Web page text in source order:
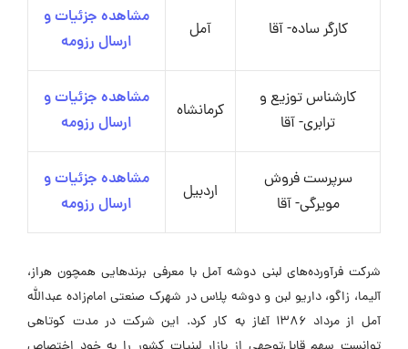
کارگر ساده- آقا آمل
مشاهده جزئیات و
ارسال رزومه
کارشناس توزیع و
ترابری- آقا
کرمانشاه
مشاهده جزئیات و
ارسال رزومه
سرپرست فروش
مویرگی- آقا
اردبیل
مشاهده جزئیات و
ارسال رزومه
شرکت فرآورده‌های لبنی دوشه آمل با معرفی برندهایی همچون هراز،
آلیما، زاگو، داریو لبن و دوشه پلاس در شهرک صنعتی امام‌زاده عبدالله
آمل از مرداد ۱۳۸۶ آغاز به کار کرد. این شرکت در مدت کوتاهی